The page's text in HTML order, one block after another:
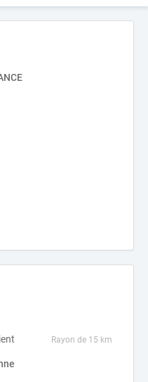
Rayon de 15 km